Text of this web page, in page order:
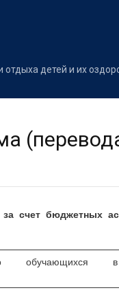
детей и их
счет бюджетных
обучающихся в